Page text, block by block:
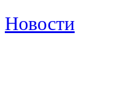
Новости